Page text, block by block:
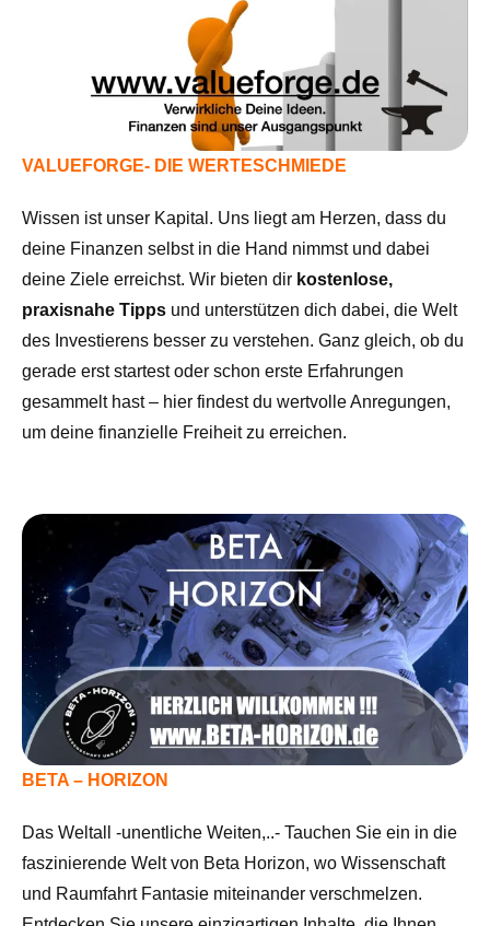
VALUEFORGE- DIE WERTESCHMIEDE
Wissen ist unser Kapital. Uns liegt am Herzen, dass du
deine Finanzen selbst in die Hand nimmst und dabei
deine Ziele erreichst. Wir bieten dir kostenlose,
praxisnahe Tipps und unterstützen dich dabei, die Welt
des Investierens besser zu verstehen. Ganz gleich, ob du
gerade erst startest oder schon erste Erfahrungen
gesammelt hast – hier findest du wertvolle Anregungen,
um deine finanzielle Freiheit zu erreichen.
BETA – HORIZON
Das Weltall -unentliche Weiten,..- Tauchen Sie ein in die
faszinierende Welt von Beta Horizon, wo Wissenschaft
und Raumfahrt Fantasie miteinander verschmelzen.